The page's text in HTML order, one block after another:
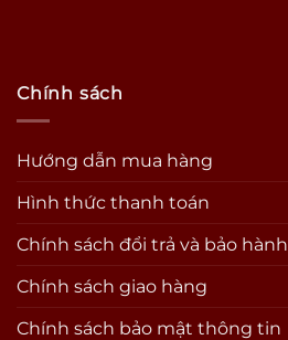
Chính sách
Hướng dẫn mua hàng
Hình thức thanh toán
Chính sách đổi trả và bảo hành
Chính sách giao hàng
Chính sách bảo mật thông tin